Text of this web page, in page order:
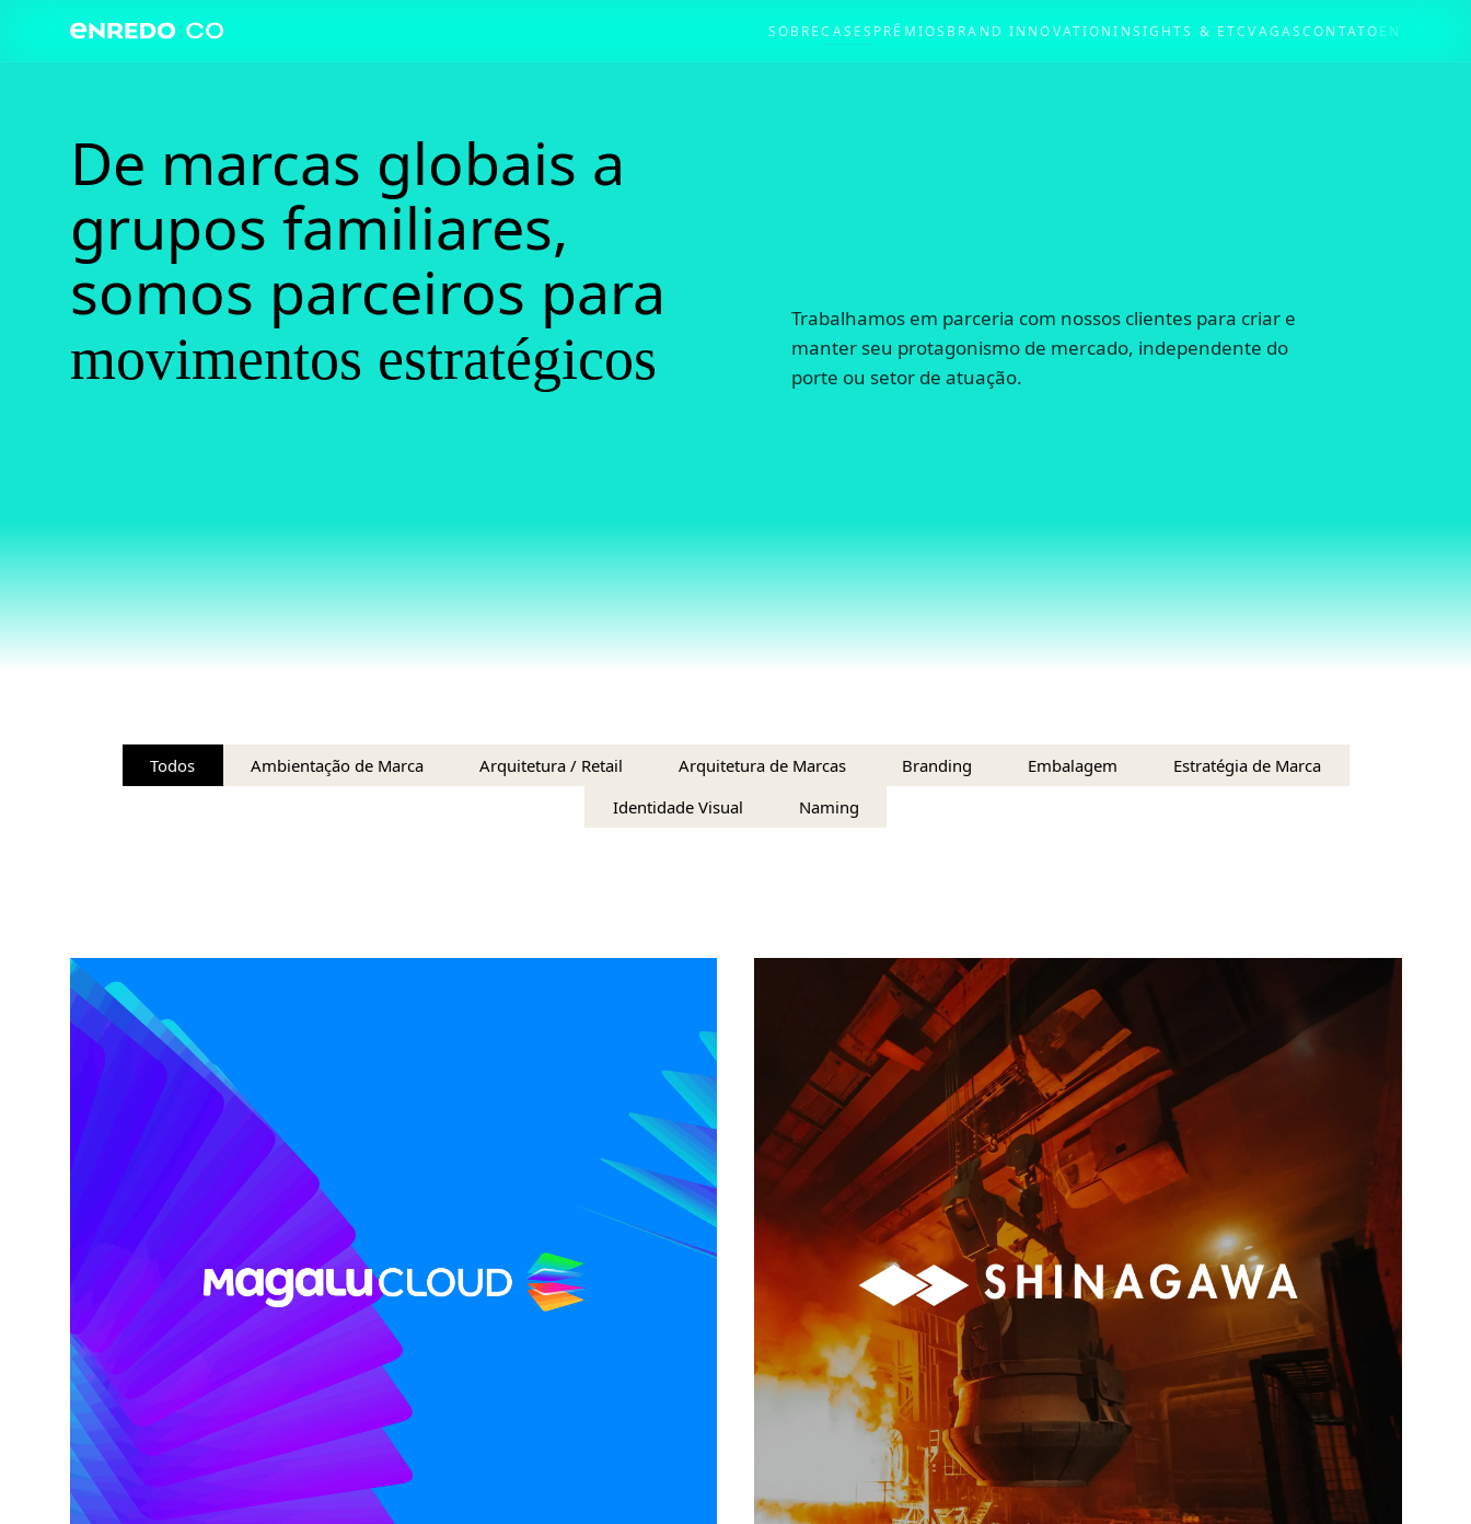
De marcas globais a
grupos familiares,
somos parceiros para
movimentos estratégicos
Trabalhamos em parceria com nossos clientes para criar e
manter seu protagonismo de mercado, independente do
porte ou setor de atuação.
Todos Ambientação de Marca Arquitetura / Retail Arquitetura de Marcas Branding Embalagem
Estratégia de Marca
Identidade Visual
Naming